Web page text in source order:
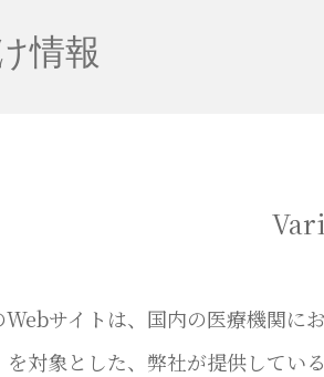
情報
Webサイトは、国内の医療機関に
を対象とした、弊社が提供してい